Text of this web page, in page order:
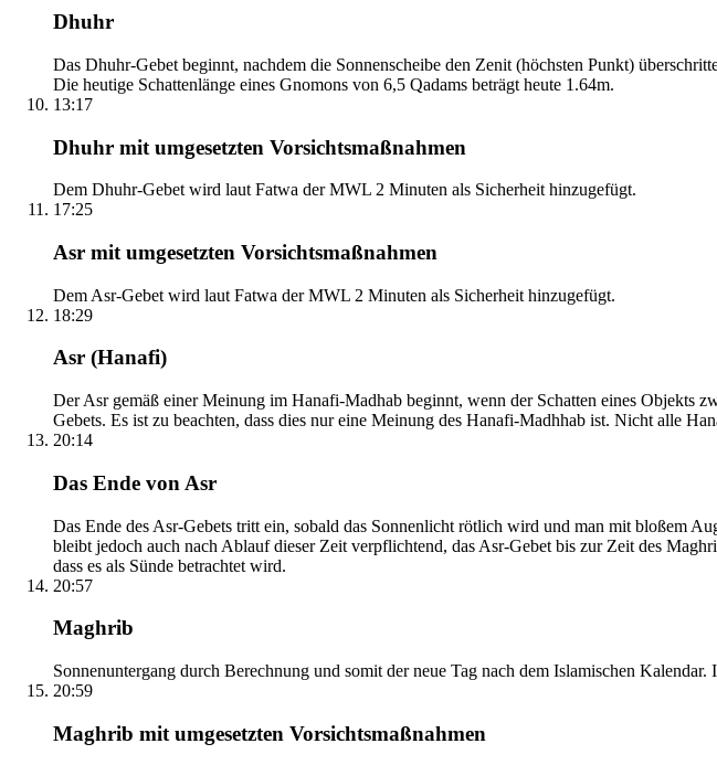
Dhuhr
Das Dhuhr-Gebet beginnt, nachdem die Sonnenscheibe den Zenit (höchsten Punkt)
Die heutige Schattenlänge eines Gnomons von 6,5 Qadams beträgt heute 1.64m.
13:17
Dhuhr mit umgesetzten Vorsichtsmaßnahmen
Dem Dhuhr-Gebet wird laut Fatwa der MWL 2 Minuten als Sicherheit hinzugefügt.
17:25
Asr mit umgesetzten Vorsichtsmaßnahmen
Dem Asr-Gebet wird laut Fatwa der MWL 2 Minuten als Sicherheit hinzugefügt.
18:29
Asr (Hanafi)
Der Asr gemäß einer Meinung im Hanafi-Madhab beginnt, wenn der Schatten eines Objekts
Gebets. Es ist zu beachten, dass dies nur eine Meinung des Hanafi-Madhhab ist. Nicht alle
20:14
Das Ende von Asr
Das Ende des Asr-Gebets tritt ein, sobald das Sonnenlicht rötlich wird und man mit bloßem
bleibt jedoch auch nach Ablauf dieser Zeit verpflichtend, das Asr-Gebet bis zur Zeit des
dass es als Sünde betrachtet wird.
20:57
Maghrib
Sonnenuntergang durch Berechnung und somit der neue Tag nach dem Islamischen
20:59
Maghrib mit umgesetzten Vorsichtsmaßnahmen